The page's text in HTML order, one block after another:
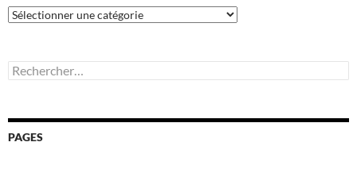
Catégories
Rechercher :
PAGES